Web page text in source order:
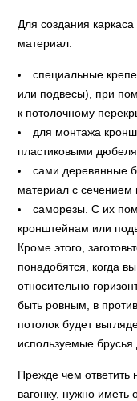
Для создания
материал:
специальные
или подвесы), при
к потолочному
для монтажа
пластиковыми
сами деревянные
материал с сечением
саморезы. С их
кронштейнам или
Кроме этого,
понадобятся, когда
относительно
быть ровным, в
потолок будет
используемые
Прежде чем ответить
вагонку, нужно